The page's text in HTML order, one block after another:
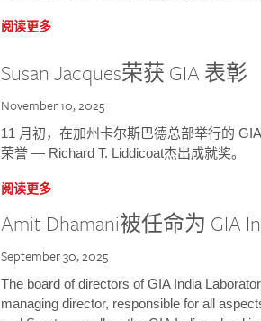
阅读更多
Susan Jacques荣获 GIA 表彰
November 10, 2025
11 月初，在加州卡尔斯巴德总部举行的
荣誉 — Richard T. Liddicoat杰出成就奖。
阅读更多
Amit Dhamani被任命为 GIA
September 30, 2025
The board of directors of GIA India
managing director, responsible for all